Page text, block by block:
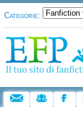
Categorie: